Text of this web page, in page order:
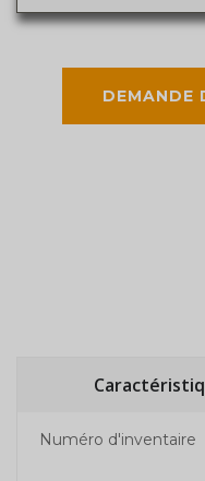
DEMANDE
Numéro d'inventaire